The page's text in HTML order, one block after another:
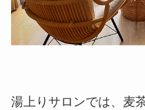
湯上りサロンでは、麦